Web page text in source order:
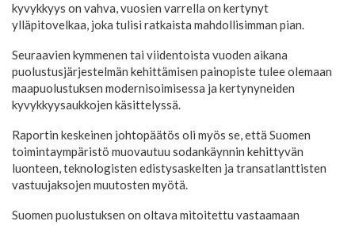
kyvykkyys on vahva, vuosien varrella on kertynyt
ylläpitovelkaa, joka tulisi ratkaista mahdollisimman pian.
Seuraavien kymmenen tai viidentoista vuoden aikana
puolustusjärjestelmän kehittämisen painopiste tulee olemaan
maapuolustuksen modernisoimisessa ja kertynyneiden
kyvykkyysaukkojen käsittelyssä.
Raportin keskeinen johtopäätös oli myös se, että Suomen
toimintaympäristö muovautuu sodankäynnin kehittyvän
luonteen, teknologisten edistysaskelten ja transatlanttisten
vastuujaksojen muutosten myötä.
Suomen puolustuksen on oltava mitoitettu vastaamaan